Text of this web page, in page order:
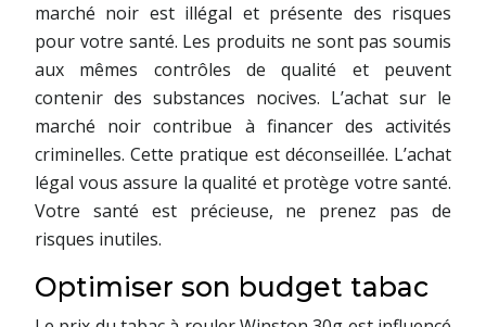
marché noir est illégal et présente des risques
pour votre santé. Les produits ne sont pas soumis
aux mêmes contrôles de qualité et peuvent
contenir des substances nocives. L’achat sur le
marché noir contribue à financer des activités
criminelles. Cette pratique est déconseillée. L’achat
légal vous assure la qualité et protège votre santé.
Votre santé est précieuse, ne prenez pas de
risques inutiles.
Optimiser son budget tabac